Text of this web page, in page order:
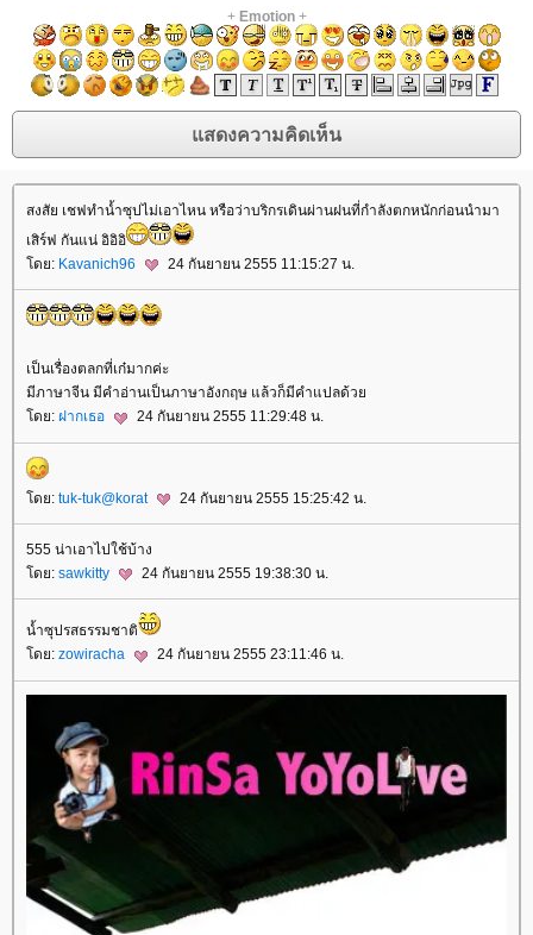
+ Emotion+
สงสัย เชฟทำน้ำซุปไม่เอาไหน หรือว่าบริกรเดินผ่านฝนที่กำลังตกหนักก่อนนำมา
เสิร์ฟ กันแน่ อิอิอิ
ดย: Kavanich96 24 กันยายน 2555 11:15:27 น.
เป็นเรื่องตลกที่เก๋มากค่ะ
มีภาษาจีน มีคำอ่านเป็นภาษาอังกฤษ แล้วก็มีคำแปลด้ว
ดย: ฝากเธอ 24 กันยายน 2555 11:29:48 น.
ดย: tuk-tuk@korat 24 กันยายน 2555 15:25:42 น.
555 น่าเอาไปใช้บ้าง
ดย: sawkitty 24 กันยายน 2555 19:38:30 น.
น้ำซุปรสธรรมชาติ
ดย: zowiracha 24 กันยายน 2555 23:11:46 น.